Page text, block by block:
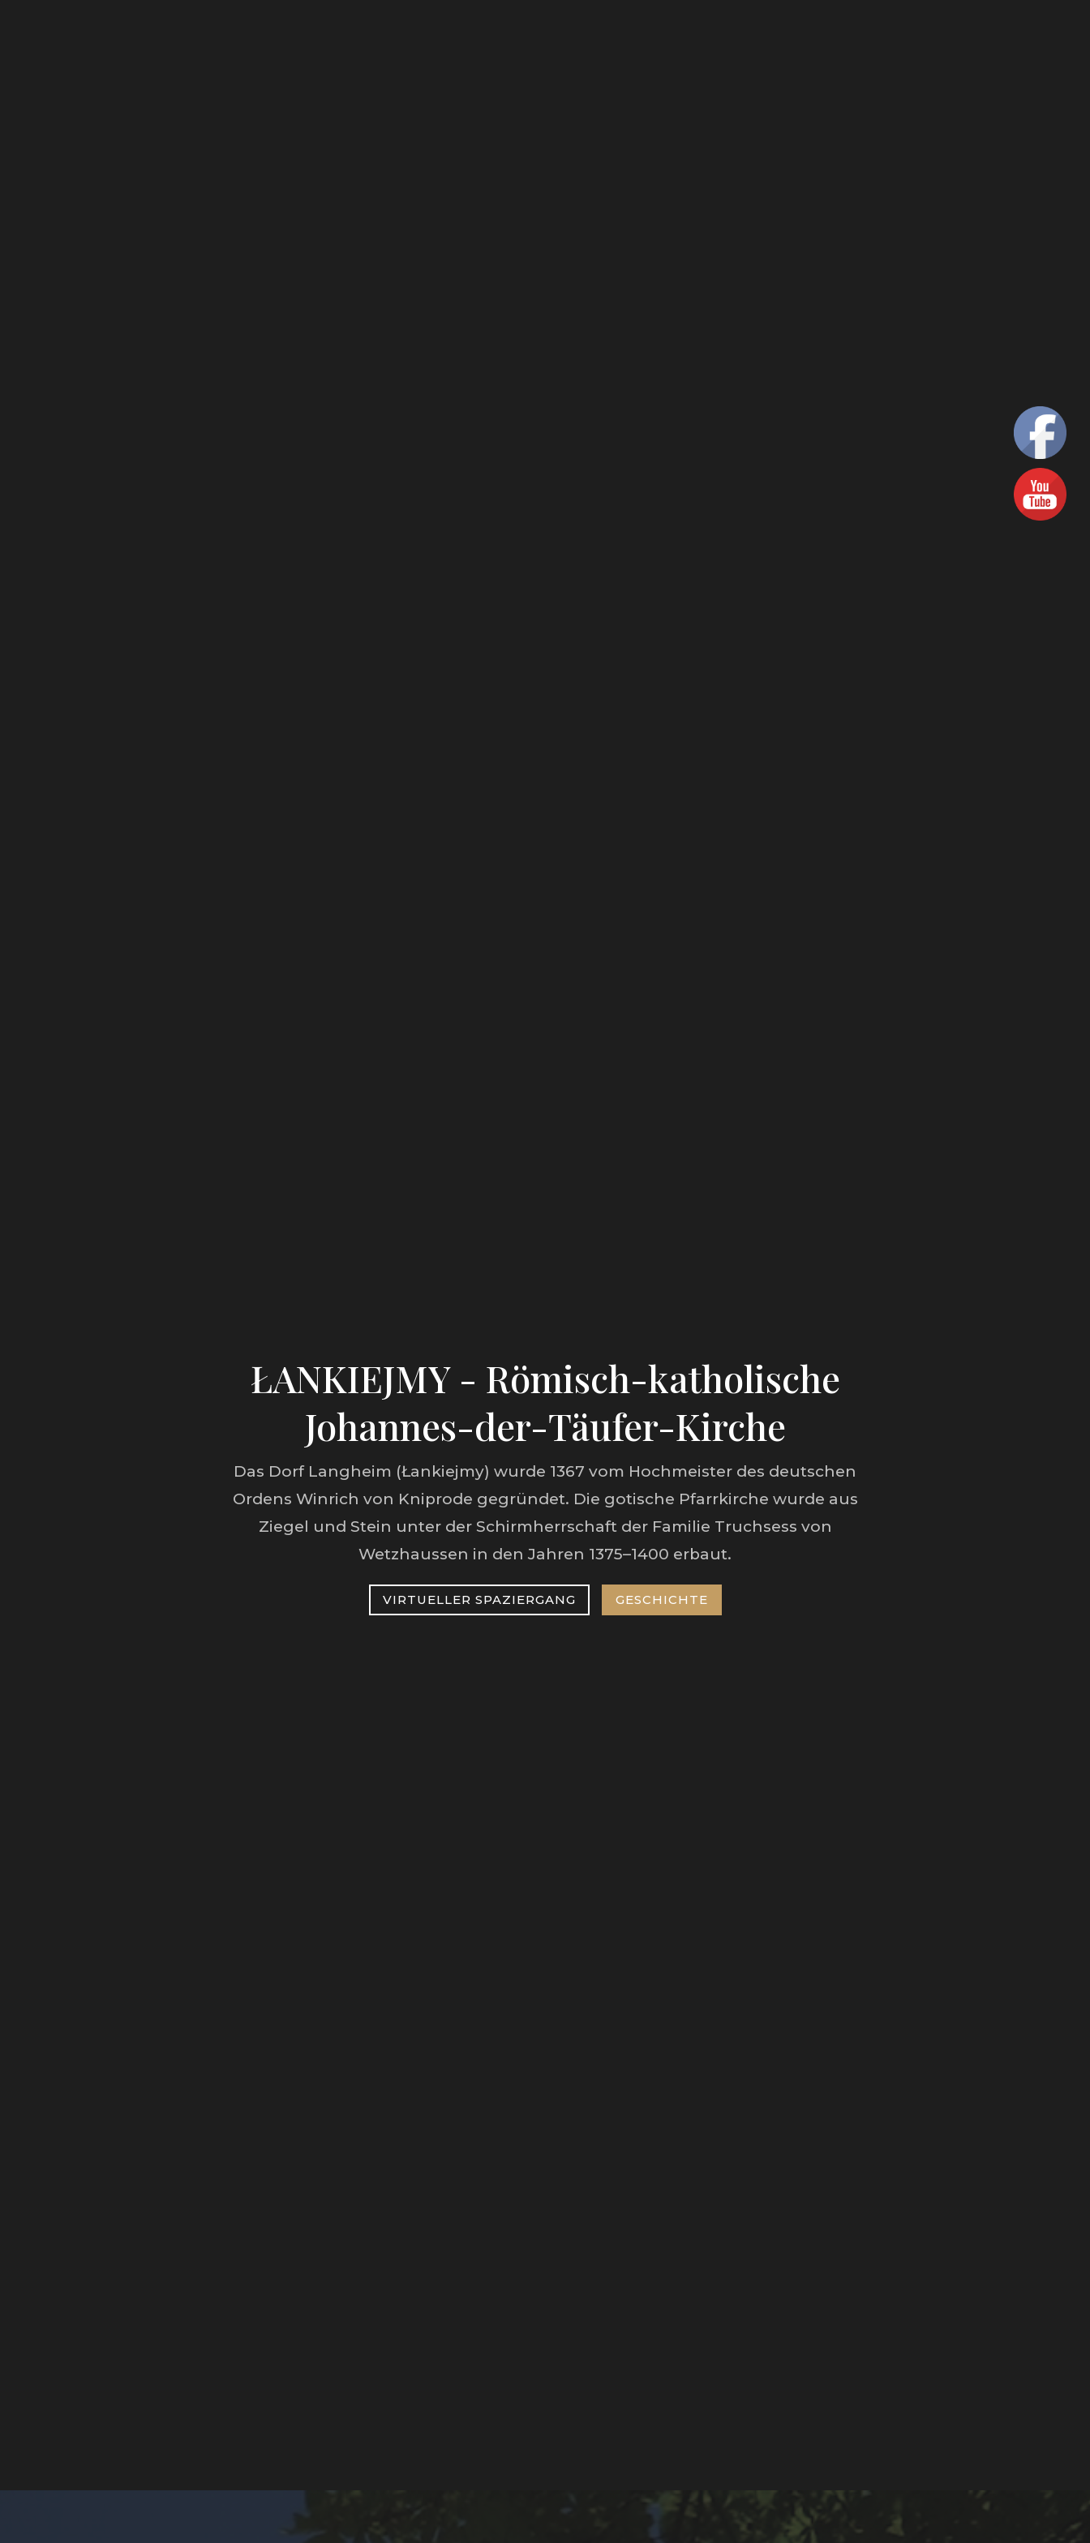
ŁANKIEJMY - Römisch-katholische
Johannes-der-Täufer-Kirche
Das Dorf Langheim (Łankiejmy) wurde 1367 vom Hochmeister des deutschen
Ordens Winrich von Kniprode gegründet. Die gotische Pfarrkirche wurde aus
Ziegel und Stein unter der Schirmherrschaft der Familie Truchsess von
Wetzhaussen in den Jahren 1375–1400 erbaut.
VIRTUELLER SPAZIERGANG GESCHICHTE